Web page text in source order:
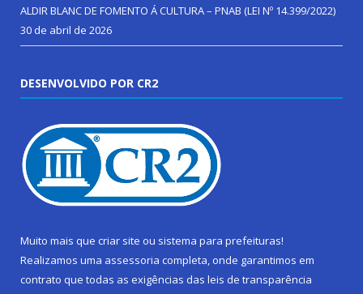
ALDIR BLANC DE FOMENTO Á CULTURA – PNAB (LEI Nº 14.399/2022)
30 de abril de 2026
DESENVOLVIDO POR CR2
Muito mais que criar site ou sistema para prefeituras!
Realizamos uma assessoria completa, onde garantimos em
contrato que todas as exigências das leis de transparência